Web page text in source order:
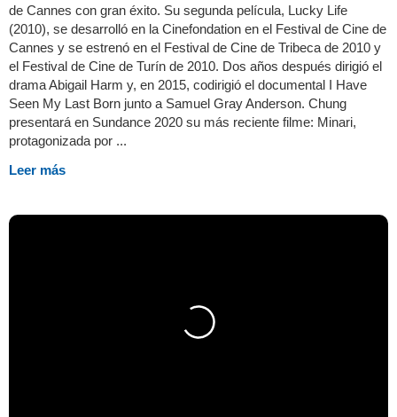
de Cannes con gran éxito. Su segunda película, Lucky Life
(2010), se desarrolló en la Cinefondation en el Festival de Cine de
Cannes y se estrenó en el Festival de Cine de Tribeca de 2010 y
el Festival de Cine de Turín de 2010. Dos años después dirigió el
drama Abigail Harm y, en 2015, codirigió el documental I Have
Seen My Last Born junto a Samuel Gray Anderson. Chung
presentará en Sundance 2020 su más reciente filme: Minari,
protagonizada por ...
Leer más